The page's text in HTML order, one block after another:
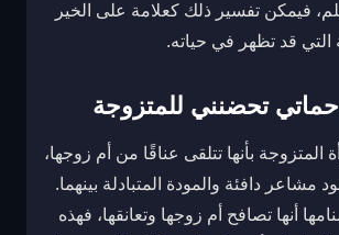
فيمكن تفسير ذلك كعلامة على الخير
التي قد تظهر في حياته.
تحضنني للمتزوجة
المتزوجة بأنها تتلقى عناقًا من أم زوجها،
مشاعر دافئة والمودة المتبادلة بينهما.
أنها تصافح أم زوجها وتعانقها، فهذه